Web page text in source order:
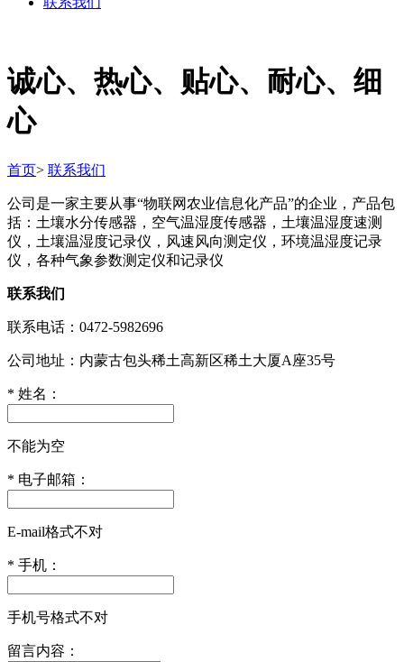
诚心、热心、贴心、耐心、细
心
首页> 联系我们
公司是一家主要从事“物联网农业信息化产品”的企业，产品包
括：土壤水分传感器，空气温湿度传感器，土壤温湿度速测
仪，土壤温湿度记录仪，风速风向测定仪，环境温湿度记录
仪，各种气象参数测定仪和记录仪
联系我们
联系电话：0472-5982696
公司地址：内蒙古包头稀土高新区稀土大厦A座35号
* 姓名：
不能为空
* 电子邮箱：
E-mail格式不对
* 手机：
手机号格式不对
留言内容：